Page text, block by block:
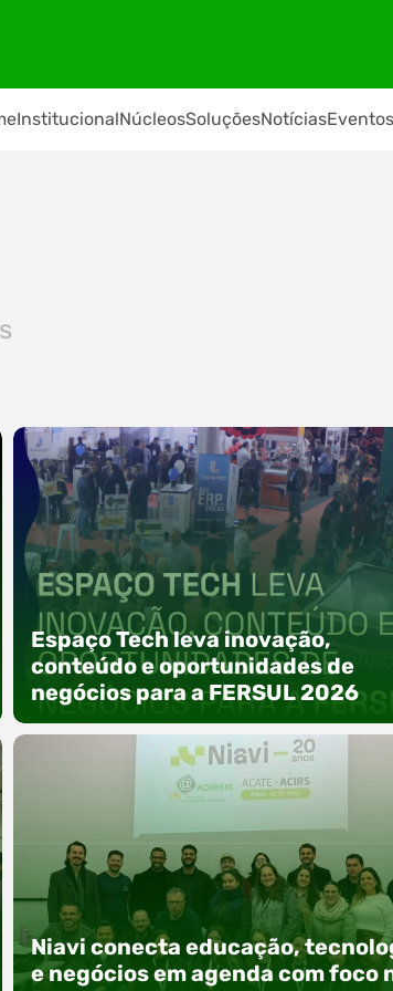
InstitucionalNúcleosSoluçõesNotíciasEventos
Espaço Tech leva inovação,
conteúdo e oportunidades de
negócios para a FERSUL 2026
A 15ª FERSUL – Feira Multissetorial do Alto
do Itajaí acontece nos dias 12, 13 e 14 de
de 2026, no Centro de Eventos Hermann
Purnhagen, e contará com uma
Niavi conecta educação,
e negócios em agenda com foco